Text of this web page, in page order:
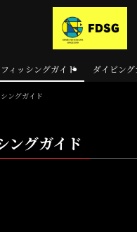
フィッシングガイド ダイビン
ングガイド
ングガイド